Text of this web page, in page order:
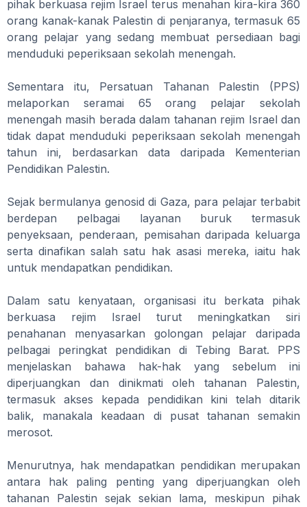
pihak berkuasa rejim Israel terus menahan kira-kira 360
orang kanak-kanak Palestin di penjaranya, termasuk 65
orang pelajar yang sedang membuat persediaan bagi
menduduki peperiksaan sekolah menengah.
Sementara itu, Persatuan Tahanan Palestin (PPS)
melaporkan seramai 65 orang pelajar sekolah
menengah masih berada dalam tahanan rejim Israel dan
tidak dapat menduduki peperiksaan sekolah menengah
tahun ini, berdasarkan data daripada Kementerian
Pendidikan Palestin.
Sejak bermulanya genosid di Gaza, para pelajar terbabit
berdepan pelbagai layanan buruk termasuk
penyeksaan, penderaan, pemisahan daripada keluarga
serta dinafikan salah satu hak asasi mereka, iaitu hak
untuk mendapatkan pendidikan.
Dalam satu kenyataan, organisasi itu berkata pihak
berkuasa rejim Israel turut meningkatkan siri
penahanan menyasarkan golongan pelajar daripada
pelbagai peringkat pendidikan di Tebing Barat. PPS
menjelaskan bahawa hak-hak yang sebelum ini
diperjuangkan dan dinikmati oleh tahanan Palestin,
termasuk akses kepada pendidikan kini telah ditarik
balik, manakala keadaan di pusat tahanan semakin
merosot.
Menurutnya, hak mendapatkan pendidikan merupakan
antara hak paling penting yang diperjuangkan oleh
tahanan Palestin sejak sekian lama, meskipun pihak